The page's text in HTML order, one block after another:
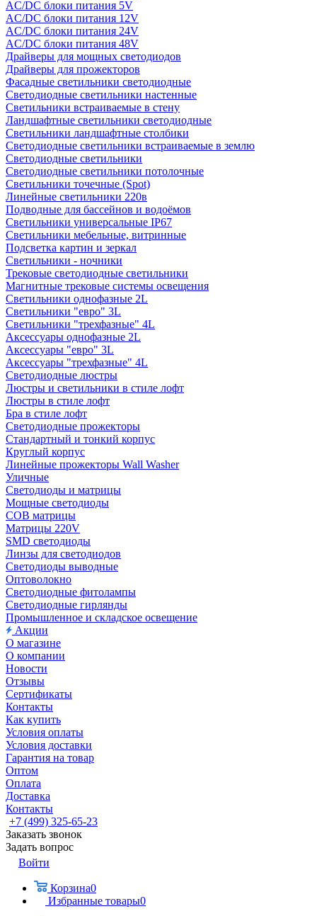
AC/DC блоки питания 5V
AC/DC блоки питания 12V
AC/DC блоки питания 24V
AC/DC блоки питания 48V
Драйверы для мощных светодиодов
Драйверы для прожекторов
Фасадные светильники светодиодные
Светодиодные светильники настенные
Светильники встраиваемые в стену
Ландшафтные светильники светодиодные
Светильники ландшафтные столбики
Светодиодные светильники встраиваемые в землю
Светодиодные светильники
Светодиодные светильники потолочные
Светильники точечные (Spot)
Линейные светильники 220в
Подводные для бассейнов и водоёмов
Светильники универсальные IP67
Светильники мебельные, витринные
Подсветка картин и зеркал
Светильники - ночники
Трековые светодиодные светильники
Магнитные трековые системы освещения
Светильники однофазные 2L
Светильники "евро" 3L
Светильники "трехфазные" 4L
Аксессуары однофазные 2L
Аксессуары "евро" 3L
Аксессуары "трехфазные" 4L
Светодиодные люстры
Люстры и светильники в стиле лофт
Люстры в стиле лофт
Бра в стиле лофт
Светодиодные прожекторы
Стандартный и тонкий корпус
Круглый корпус
Линейные прожекторы Wall Washer
Уличные
Светодиоды и матрицы
Мощные светодиоды
COB матрицы
Матрицы 220V
SMD светодиоды
Линзы для светодиодов
Светодиоды выводные
Оптоволокно
Светодиодные фитолампы
Светодиодные гирлянды
Промышленное и складское освещение
Акции
О магазине
О компании
Новости
Отзывы
Сертификаты
Контакты
Как купить
Условия оплаты
Условия доставки
Гарантия на товар
Оптом
Оплата
Доставка
Контакты
+7 (499) 325-65-23
Заказать звонок
Задать вопрос
Войти
Корзина0
Избранные товары0